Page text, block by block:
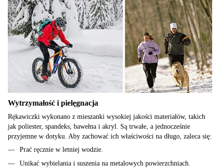
Wytrzymałość i pielęgnacja
Rękawiczki wykonano z mieszanki wysokiej jakości materiałów, takich
jak poliester, spandeks, bawełna i akryl. Są trwałe, a jednocześnie
przyjemne w dotyku. Aby zachować ich właściwości na długo, zaleca się:
Prać ręcznie w letniej wodzie.
Unikać wybielania i suszenia na metalowych powierzchniach.